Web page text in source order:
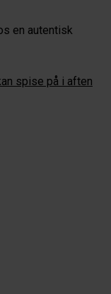
en autentisk
spise på i aften